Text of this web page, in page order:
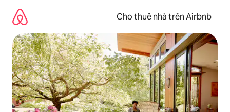
dung
Cho thuê nhà trên Airbnb